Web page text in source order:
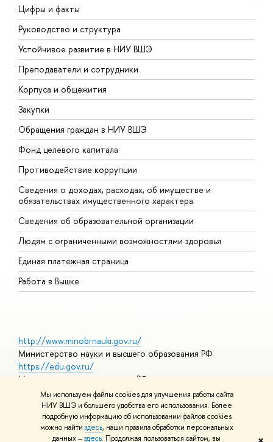
Мы используем файлы cookies для улучшения работы сайта
НИУ ВШЭ и большего удобства его использования. Более
подробную информацию об использовании файлов cookies
можно найти здесь, наши правила обработки персональных
данных –здесь. Продолжая пользоваться сайтом, вы
Цифры и факты
Руководство и структура
Устойчивое развитие в НИУ ВШЭ
Преподаватели и сотрудники
Корпуса и общежития
Закупки
Обращения граждан в НИУ ВШЭ
Фонд целевого капитала
Противодействие коррупции
Сведения о доходах, расходах, об имуществе и
обязательствах имущественного характера
Сведения об образовательной организации
Людям с ограниченными возможностями здоровья
Единая платежная страница
Работа в Вышке
http://www.minobrnauki.gov.ru/
Министерство науки и высшего образования РФ
https://edu.gov.ru/
Министерство просвещения РФ
https://elearning.hse.ru/mooc
Массовые открытые онлайн-курсы